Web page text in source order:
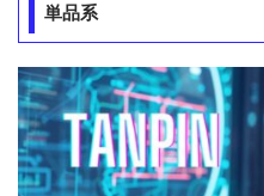
単品系